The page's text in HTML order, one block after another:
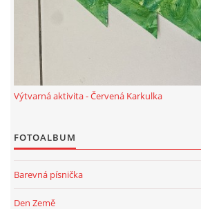
PÍSNĚ K TÉMATU ZIMA
BÁSNĚ K TÉMATU ZIMA
VZDĚLÁVACÍ PLÁN OD ZÁŘÍ DO ČERVNA
Výtvarná aktivita - Červená Karkulka
FOTOALBUM
Barevná písnička
Den Země